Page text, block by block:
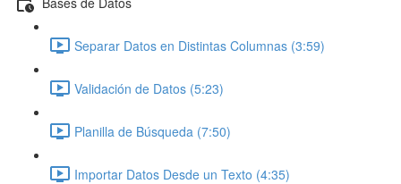
Separar Datos en Distintas Columnas (3:59)
Validación de Datos (5:23)
Planilla de Búsqueda (7:50)
Importar Datos Desde un Texto (4:35)